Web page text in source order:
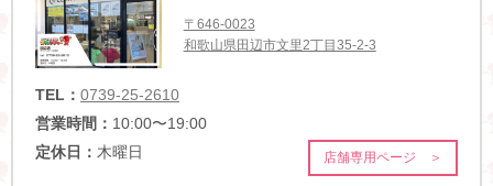
〒646-0023
和歌山県田辺市文里2丁目35-2-3
TEL： 0739-25-2610
営業時間： 10:00〜19:00
定休日： 木曜日 店舗専用ページ ＞